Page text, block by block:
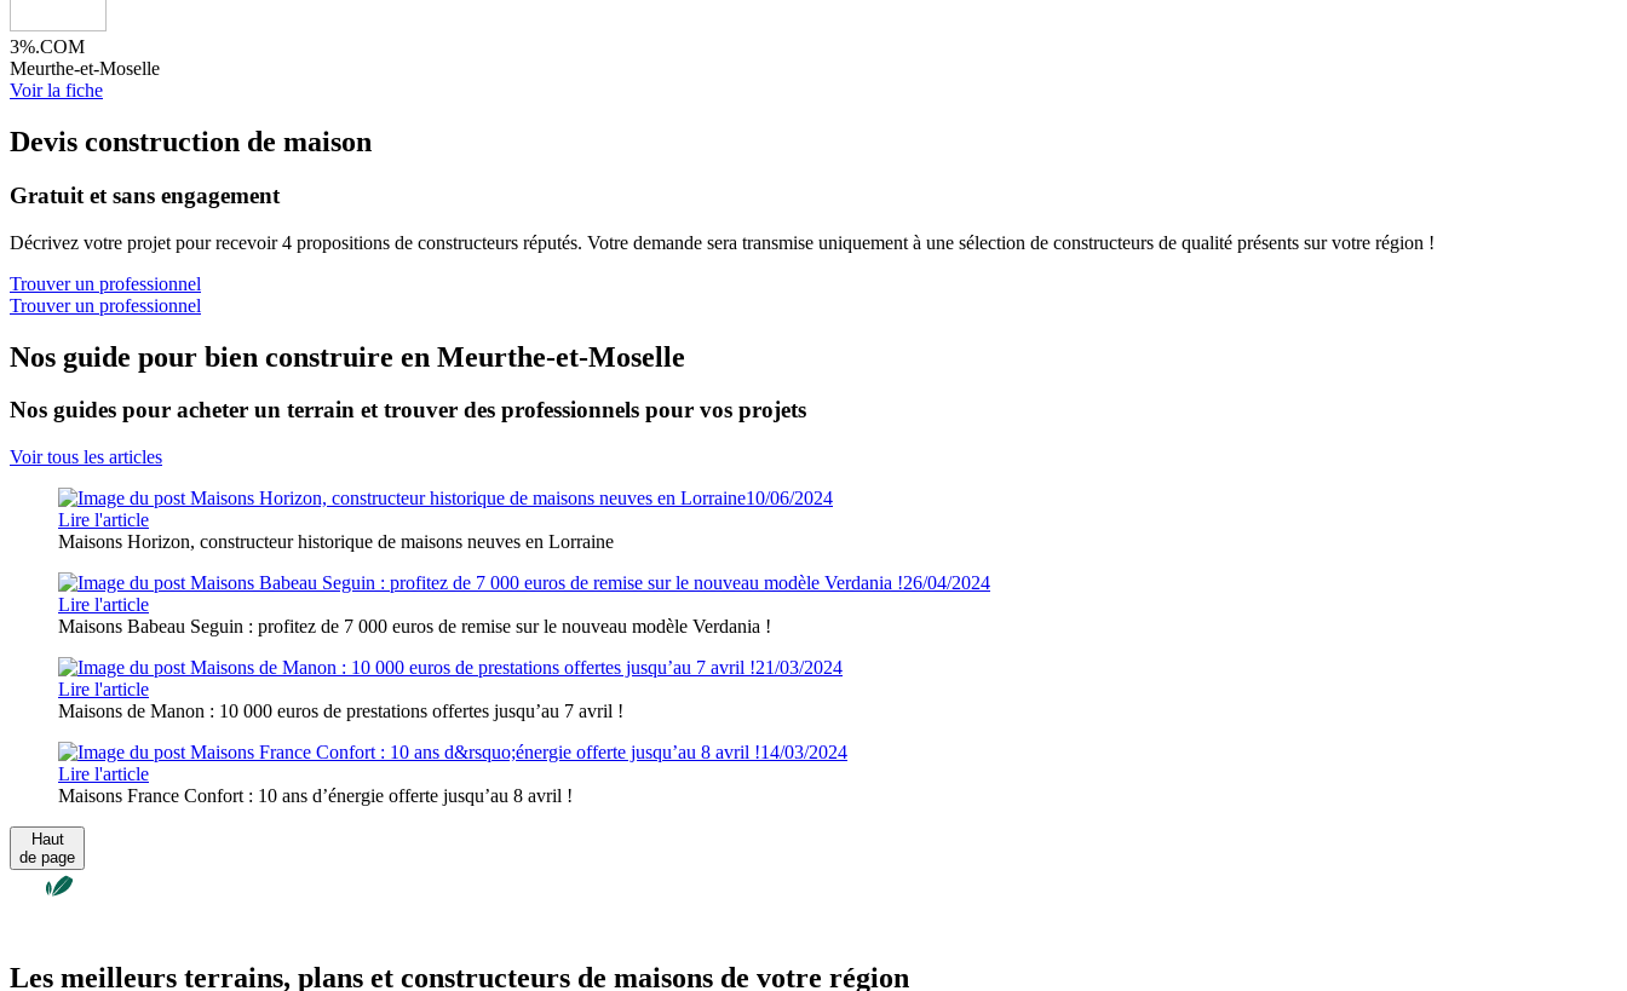
3%.COM
Meurthe-et-Moselle
Voir la fiche
Devis construction de maison
Gratuit et sans engagement
Décrivez votre projet pour recevoir 4 propositions de constructeurs réputés. Votre demande sera transmise uniquement à une sélection de constructeurs de qualité présents sur votre région !
Trouver un professionnel
Trouver un professionnel
Nos guide pour bien construire en Meurthe-et-Moselle
Nos guides pour acheter un terrain et trouver des professionnels pour vos projets
Voir tous les articles
10/06/2024
Lire l'article
Maisons Horizon, constructeur historique de maisons neuves en Lorraine
26/04/2024
Lire l'article
Maisons Babeau Seguin : profitez de 7 000 euros de remise sur le nouveau modèle Verdania !
21/03/2024
Lire l'article
Maisons de Manon : 10 000 euros de prestations offertes jusqu’au 7 avril !
14/03/2024
Lire l'article
Maisons France Confort : 10 ans d’énergie offerte jusqu’au 8 avril !
Haut
de page
Les meilleurs terrains, plans et constructeurs de maisons de votre région